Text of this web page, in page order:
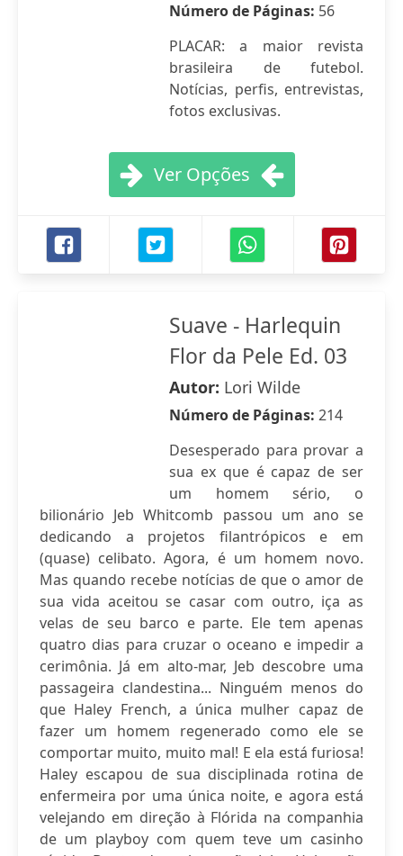
Número de Páginas: 56
PLACAR: a maior revista
brasileira de futebol.
Notícias, perfis, entrevistas,
fotos exclusivas.
Ver Opções
Suave - Harlequin
Flor da Pele Ed. 03
Autor: Lori Wilde
Número de Páginas: 214
Desesperado para provar a
sua ex que é capaz de ser
um homem sério, o
bilionário Jeb Whitcomb passou um ano se
dedicando a projetos filantrópicos e em
(quase) celibato. Agora, é um homem novo.
Mas quando recebe notícias de que o amor de
sua vida aceitou se casar com outro, iça as
velas de seu barco e parte. Ele tem apenas
quatro dias para cruzar o oceano e impedir a
cerimônia. Já em alto-mar, Jeb descobre uma
passageira clandestina... Ninguém menos do
que Haley French, a única mulher capaz de
fazer um homem regenerado como ele se
comportar muito, muito mal! E ela está furiosa!
Haley escapou de sua disciplinada rotina de
enfermeira por uma única noite, e agora está
velejando em direção à Flórida na companhia
de um playboy com quem teve um casinho